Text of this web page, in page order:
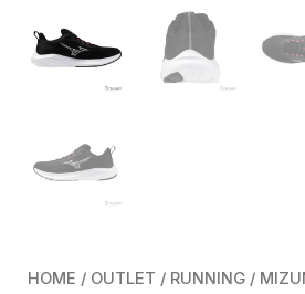
HOME / OUTLET / RUNNING/